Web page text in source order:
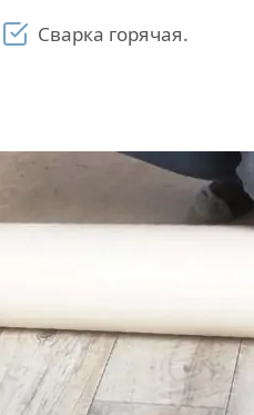
Сварка горячая.